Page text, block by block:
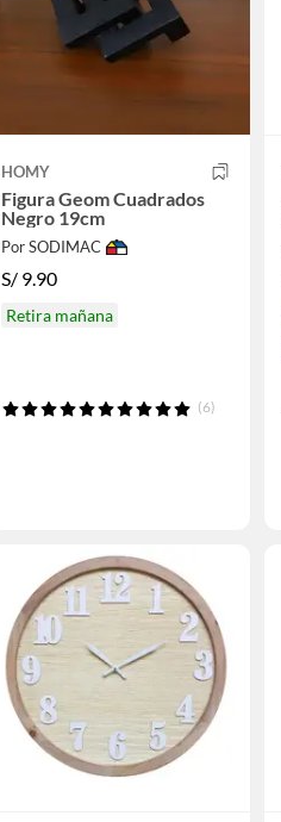
HOMY
Figura Geom Cuadrados
Negro 19cm
Por SODIMAC
S/ 9.90
Retira mañana
(6)